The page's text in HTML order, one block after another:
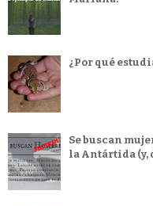
¿Por qué
Se buscan
la Antártida (y,